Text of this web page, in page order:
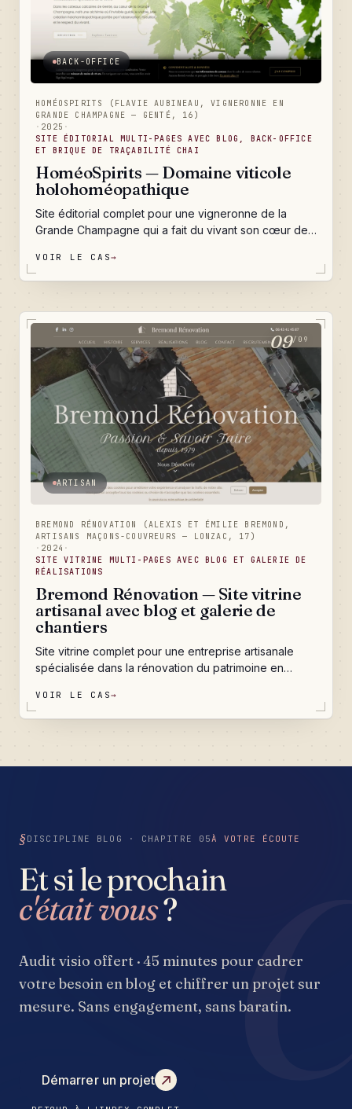
BACK-OFFICE
HOMÉOSPIRITS (FLAVIE AUBINEAU, VIGNERONNE EN
GRANDE CHAMPAGNE — GENTÉ, 16)
· 2025 ·
SITE ÉDITORIAL MULTI-PAGES AVEC BLOG, BACK-OFFICE
ET BRIQUE DE TRAÇABILITÉ CHAI
HoméoSpirits — Domaine viticole
holohoméopathique
Site éditorial complet pour une vigneronne de la
Grande Champagne qui a fait du vivant son cœur de
cinq portes d'entrée scénarisées, un journal de bord
qui raconte la vie du domaine au fil des saisons, un
fondation technique prête à accueillir la traçabilité du
chai et la boutique de demain. Le tout pensé comme
une promenade dans les coteaux de Genté, pas
comme un catalogue.
VOIR LE CAS→
09/09
ARTISAN
BREMOND RÉNOVATION (ALEXIS ET ÉMILIE BREMOND,
ARTISANS MAÇONS-COUVREURS — LONZAC, 17)
· 2024 ·
SITE VITRINE MULTI-PAGES AVEC BLOG ET GALERIE DE
RÉALISATIONS
Bremond Rénovation — Site vitrine
artisanal avec blog et galerie de
chantiers
Site vitrine complet pour une entreprise artisanale
spécialisée dans la rénovation du patrimoine en
raconte l'histoire d'un savoir-faire transmis depuis
1979, une galerie de chantiers qui parle mieux que
requêtes locales — et un formulaire de contact qui ne
VOIR LE CAS→
DISCIPLINE BLOG · CHAPITRE 05À VOTRE ÉCOUTE
Et si le prochain
c'était vous?
Audit visio offert · 45 minutes pour cadrer
votre besoin en blog et chiffrer un projet sur
mesure. Sans engagement, sans baratin.
Démarrer un projet